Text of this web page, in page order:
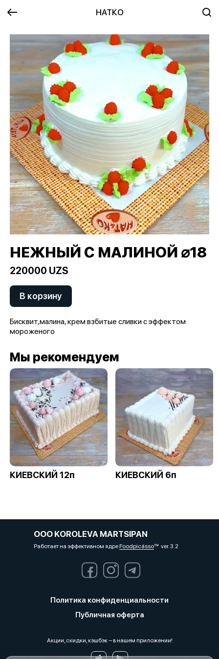
НАТКО
НЕЖНЫЙ С МАЛИНОЙ ⌀18
220000 UZS
В корзину
Бисквит,малина, крем взбитые сливки с эффектом
мороженого
Мы рекомендуем
КИЕВСКИЙ 12п КИЕВСКИЙ 6п
OOO KOROLEVA MARTSIPAN
Работает на эффективном ядреFoodpicássover. 3.2
Политика конфиденциальности
Публичная оферта
Акции, скидки, кэшбэк − в нашем приложении!